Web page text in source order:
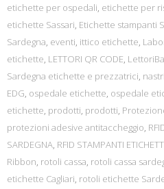
etichette per ospedali, etichette per
etichette Sassari, Etichette stampanti
Sardegna, eventi, ittico etichette,
etichette, LETTORI QR CODE,
Sardegna etichette e prezzatrici,
EDG, ospedale etichette, ospedale
etichette, prodotti, prodotti,
protezioni adesive antitaccheggio,
SARDEGNA, RFID STAMPANTI
Ribbon, rotoli cassa, rotoli cassa
etichette Cagliari, rotoli etichette